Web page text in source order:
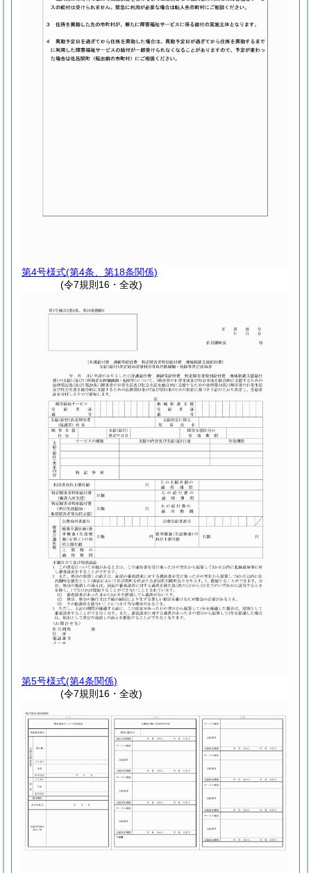
第4号様式(第4条、第18条関係)
(令7規則16・全改)
第5号様式(第4条関係)
(令7規則16・全改)